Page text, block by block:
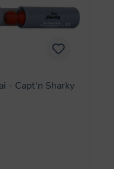
- Capt'n Sharky